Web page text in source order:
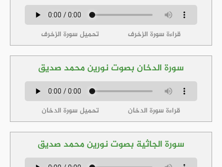
قراءة سورة الزخرف تحميل سورة الزخرف
سورة الدخان بصوت نورين محمد صديق
قراءة سورة الدخان تحميل سورة الدخان
سورة الجاثية بصوت نورين محمد صديق